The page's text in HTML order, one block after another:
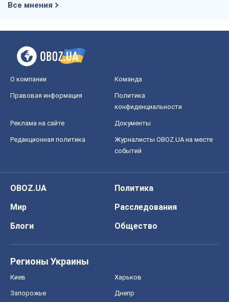
Все мнения
О компании Команда
Правовая информация
Политика
конфиденциальности
Реклама на сайте Документы
Редакционная политика
Журналисты OBOZ.UA на месте
событий
OBOZ.UA
Политика
Мир
Расследования
Блоги
Общество
Регионы Украины
Киев Харьков
Запорожье Днепр